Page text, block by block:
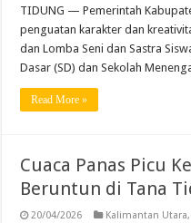
TIDUNG — Pemerintah
penguatan karakter dan
dan Lomba Seni dan Sastra
Dasar (SD) dan Sekolah
Read More »
Cuaca Panas Picu
Beruntun di Tana
20/04/2026 Kalimantan Utara